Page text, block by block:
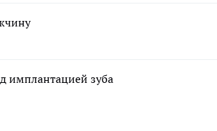
имплантацией зуба